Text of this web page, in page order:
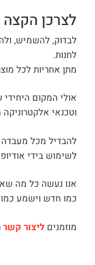
לצרכן הקצה
לבדוק, להשמיש,
לחנות.
מתן אחריות לכל
אולי המקום
וטכנאי
להבדיל מכל מעבדה
לשימוש בידי
אנו נעשה כל מה
כמו חדש וישמע
מוזמנים ליצור קשר